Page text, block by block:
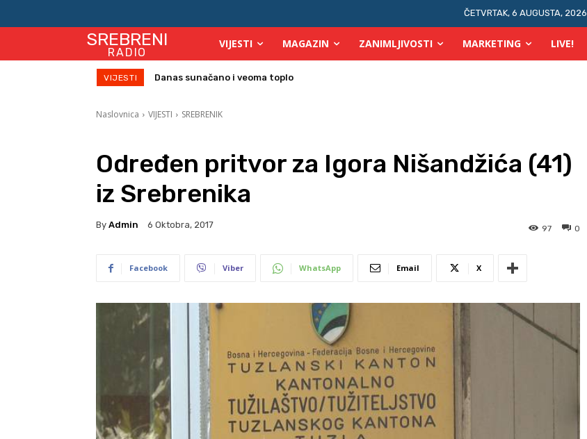
ČETVRTAK, 6 AUGUSTA, 2026
SREBRENI
RADIO
VIJESTI MAGAZIN ZANIMLJIVOSTI MARKETING LIVE!
VIJESTI Danas sunačano i veoma toplo
Naslovnica VIJESTI SREBRENIK
Određen pritvor za Igora Nišandžića (41)
iz Srebrenika
By Admin 6 Oktobra, 2017 0
97
Facebook Viber WhatsApp Email X